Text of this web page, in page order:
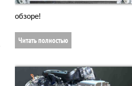
обзоре!
Читать полностью